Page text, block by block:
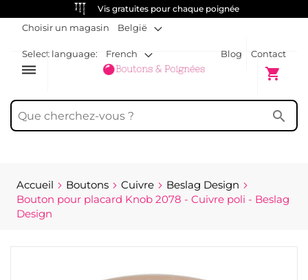
Vis gratuites pour chaque poignée
Blog Contact
Choisir un magasin België
Select language: French
dehaze shopping_cart
Mon
search
Accueil Boutons Cuivre
Beslag Design
Bouton pour placard Knob 2078 - Cuivre poli - Beslag
Design